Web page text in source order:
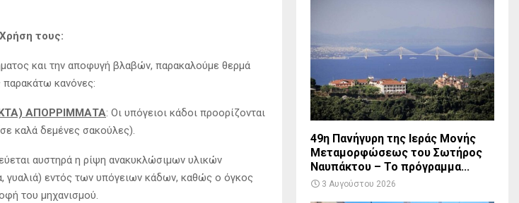
τους:
και την αποφυγή βλαβών, παρακαλούμε θερμά
παρακάτω κανόνες:
ΑΠΟΡΡΙΜΜΑΤΑ: Οι υπόγειοι κάδοι προορίζονται
καλά δεμένες σακούλες).
αυστηρά η ρίψη ανακυκλώσιμων υλικών
γυαλιά) εντός των υπόγειων κάδων, καθώς ο όγκος
του μηχανισμού.
49η Πανήγυρη της Ιεράς Μονής
Μεταμορφώσεως του Σωτήρος
Ναυπάκτου – Το πρόγραμμα...
3 Αυγούστου 2026